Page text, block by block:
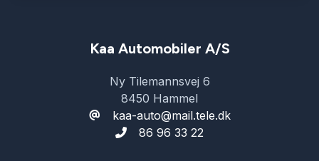
Kaa Automobiler A/S
Ny Tilemannsvej 6
8450 Hammel
kaa-auto@mail.tele.dk
86 96 33 22